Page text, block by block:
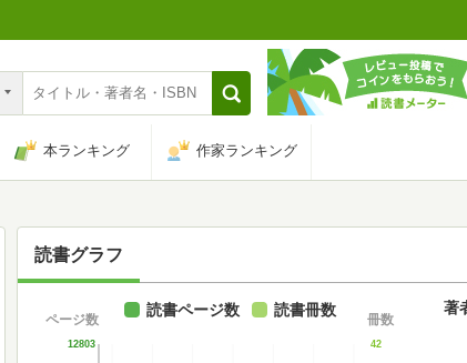
本ランキング 作家ランキング
読書グラフ
12803
ページ数
42
冊数
読書ページ数 読書冊数 著